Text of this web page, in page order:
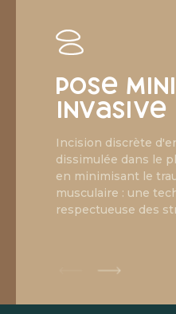
Pose
invasive
Incision discrète
dissimulée dans le
en minimisant le
musculaire : une
respectueuse des